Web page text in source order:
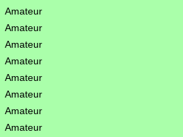
Amateur
Amateur
Amateur
Amateur
Amateur
Amateur
Amateur
Amateur